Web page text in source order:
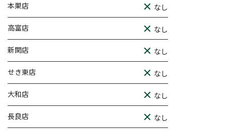
本巣店 なし
高富店 なし
新関店 なし
せき東店 なし
大和店 なし
長良店 なし